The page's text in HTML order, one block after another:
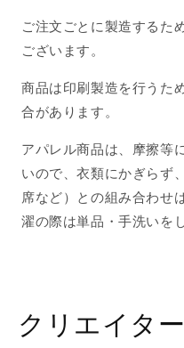
ご注文ごとに製造するた
ございます。
商品は印刷製造を行うた
合があります。
アパレル商品は、摩擦等
いので、衣類にかぎらず
席など）との組み合わせ
濯の際は単品・手洗いを
クリエイタ